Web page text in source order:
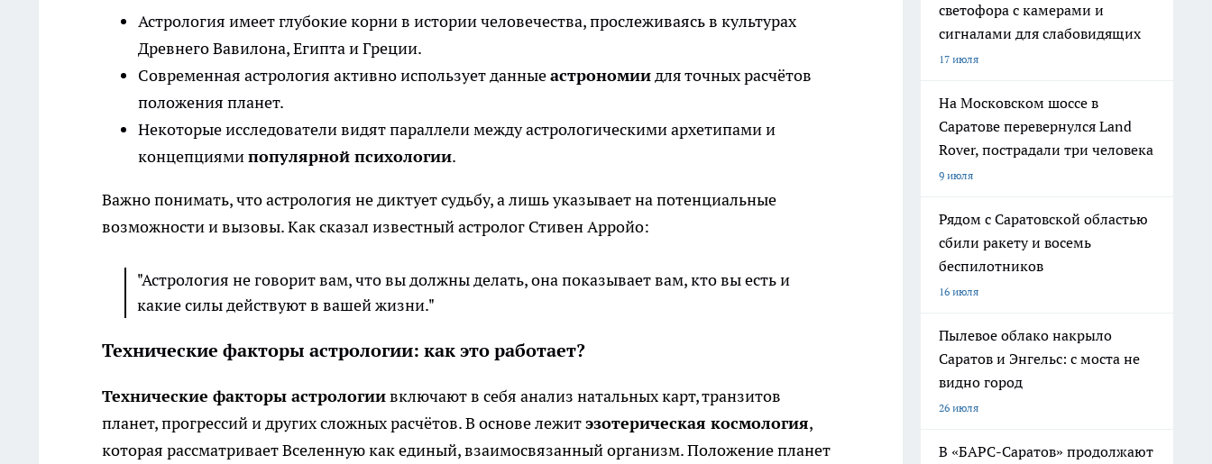
Астрология имеет глубокие корни в истории человечества, прослеживаясь в культурах
Древнего Вавилона, Египта и Греции.
Современная астрология активно использует данныеастрономиидля точных расчётов
положения планет.
Некоторые исследователи видят параллели между астрологическими архетипами и
концепциямипопулярной психологии.
Важно понимать, что астрология не диктует судьбу, а лишь указывает на потенциальные
возможности и вызовы. Как сказал известный астролог Стивен Арройо:
"Астрология не говорит вам, что вы должны делать, она показывает вам, кто вы есть и
какие силы действуют в вашей жизни."
Технические факторы астрологии: как это работает?
Технические факторы астрологиивключают в себя анализ натальных карт, транзитов
планет, прогрессий и других сложных расчётов. В основе лежитэзотерическая космология,
которая рассматривает Вселенную как единый, взаимосвязанный организм. Положение планет
светофора с камерами и
сигналами для слабовидящих
17 июля
На Московском шоссе в
Саратове перевернулся Land
Rover, пострадали три человека
9 июля
Рядом с Саратовской областью
сбили ракету и восемь
беспилотников
16 июля
Пылевое облако накрыло
Саратов и Энгельс: с моста не
видно город
26 июля
В «БАРС-Саратов» продолжают